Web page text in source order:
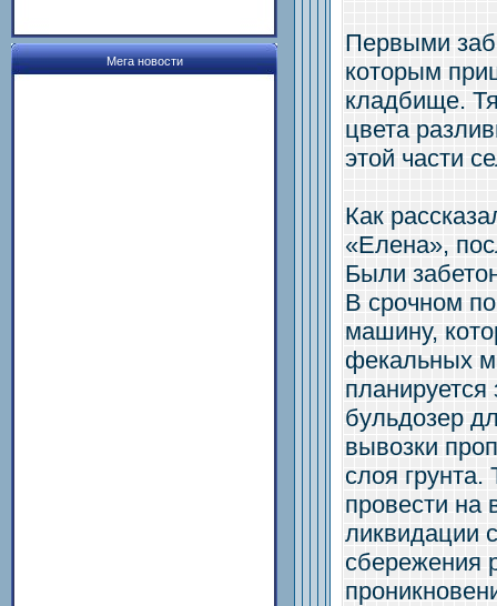
Мега новости
Первыми
которым
кладбище.
цвета
этой части
Как
«Елена»,
Были
В срочном
машину,
фекальных
бульдозер
вывозки
слоя грунта.
провести на
ликвидации
сбережения